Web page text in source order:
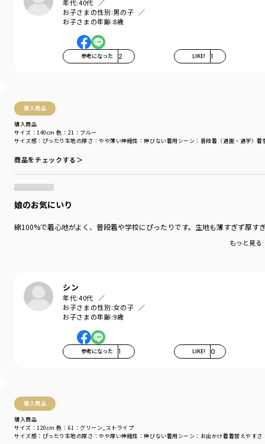
固定客になります！って宣言するくらい(夫には宣言しました笑)感動しまし
年代:40代
お子さまの性別:男の子
お子さまの年齢:8歳
参考になった 2 LIKE! 1
購入商品
購入商品
サイズ感 ：ぴったり 生地の厚さ ：やや薄い伸縮性 ：伸びない着用シーン ：普段着（通園・通学）着
サイズ：140cm 色：21：ブルー
商品をチェックする＞
娘のお気にいり
綿100%で着心地がよく、普段着や学校にぴったりです。生地も薄すぎず厚
もっと見
シン
年代:40代
お子さまの性別:女の子
お子さまの年齢:9歳
参考になった 1 LIKE! 0
購入商品
購入商品
サイズ感 ：ぴったり 生地の厚さ ：やや厚い伸縮性 ：伸びない着用シーン ：お出かけ着着替えやすさ
サイズ：120cm 色：61：グリーン_ストライプ
そんな思いを込めてブランシェスから
デイリーウェアをご提案する新レーベルです
＃drc＃おとこのこ＃おんなのこ＃ボーイズ＃ガールズ
＃通園コーデ＃通学コーデ＃小学生コーデ
＃プチプラ＃プチプラ子供服＃子供服通販
＃ペア＃ペアコーデ
＃リンク＃リンクコーデ＃ユニセックス
＃100cm＃110cm＃120cm＃130cm＃140cm＃150cm＃160cm
着用イメージ/カラー：13:カラシ
サイズ：サイズ110
カラー
／ブラック
性別タイプ
／GIRL
BOY
／ファイナルセール
16-6241-342